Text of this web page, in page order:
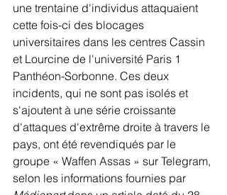
une trentaine d'individus attaquaient
cette fois-ci des blocages
universitaires dans les centres Cassin
et Lourcine de l'université Paris 1
Panthéon-Sorbonne. Ces deux
incidents, qui ne sont pas isolés et
s'ajoutent à une série croissante
d'attaques d'extrême droite à travers le
pays, ont été revendiqués par le
groupe « Waffen Assas » sur Telegram,
selon les informations fournies par